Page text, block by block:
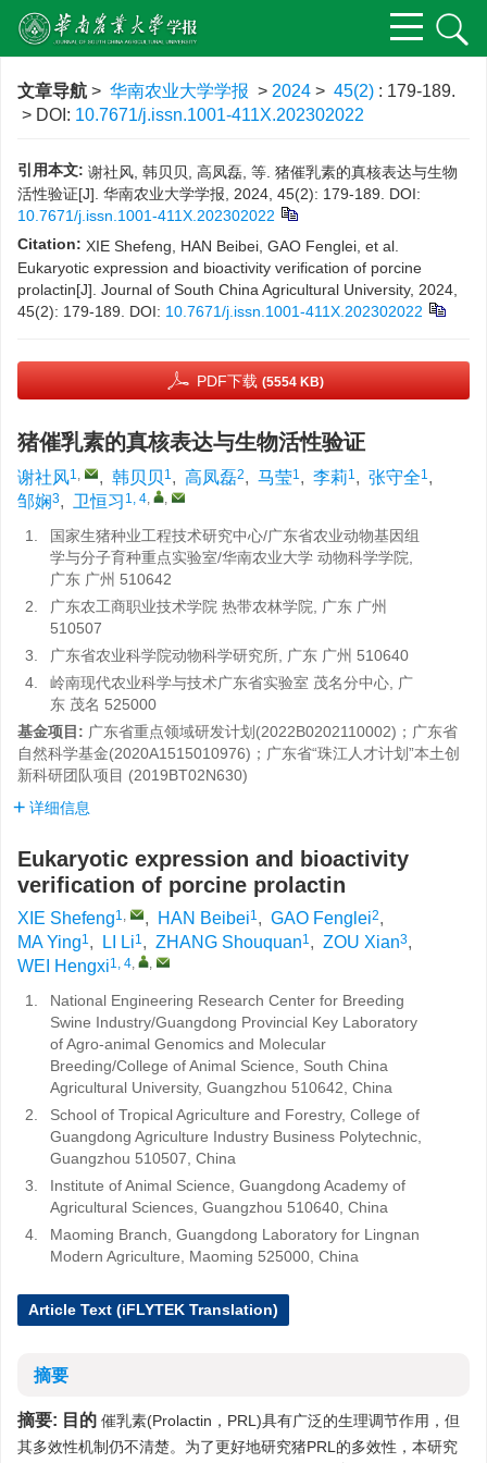
文章导航 > 华南农业大学学报 > 2024 > 45(2) : 179-189.
> DOI: 10.7671/j.issn.1001-411X.202302022
引用本文: 谢社风, 韩贝贝, 高凤磊, 等. 猪催乳素的真核表达与生物
活性验证[J]. 华南农业大学学报, 2024, 45(2): 179-189.
DOI:
10.7671/j.issn.1001-411X.202302022
Citation: XIE Shefeng, HAN Beibei, GAO Fenglei, et al.
Eukaryotic expression and bioactivity verification of porcine
prolactin[J]. Journal of South China Agricultural University, 2024,
45(2): 179-189.
DOI: 10.7671/j.issn.1001-411X.202302022
PDF下载 (5554 KB)
猪催乳素的真核表达与生物活性验证
谢社风1, , 韩贝贝 1, 高凤磊2, 马莹1, 李莉1, 张守全1,
邹娴3, 卫恒习 1, 4, ,
1.
国家生猪种业工程技术研究中心/广东省农业动物基因组
学与分子育种重点实验室/华南农业大学 动物科学学院,
广东 广州 510642
2.
广东农工商职业技术学院 热带农林学院, 广东 广州
510507
3.
广东省农业科学院动物科学研究所, 广东 广州 510640
4.
岭南现代农业科学与技术广东省实验室 茂名分中心, 广
东 茂名 525000
基金项目: 广东省重点领域研发计划(2022B0202110002)；广东省
自然科学基金(2020A1515010976)；广东省“珠江人才计划”本土创
新科研团队项目 (2019BT02N630)
详细信息
Eukaryotic expression and bioactivity
verification of porcine prolactin
XIE Shefeng1, , HAN Beibei1, GAO Fenglei2,
MA Ying1, LI Li1, ZHANG Shouquan1, ZOU Xian3,
WEI Hengxi1, 4, ,
1.
National Engineering Research Center for Breeding
Swine Industry/Guangdong Provincial Key Laboratory
of Agro-animal Genomics and Molecular
Breeding/College of Animal Science, South China
Agricultural University, Guangzhou 510642, China
2.
School of Tropical Agriculture and Forestry, College of
Guangdong Agriculture Industry Business Polytechnic,
Guangzhou 510507, China
3.
Institute of Animal Science, Guangdong Academy of
Agricultural Sciences, Guangzhou 510640, China
4.
Maoming Branch, Guangdong Laboratory for Lingnan
Modern Agriculture, Maoming 525000, China
Article Text (iFLYTEK Translation)
摘要
摘要: 目的 催乳素(Prolactin，PRL)具有广泛的生理调节作用，但
其多效性机制仍不清楚。为了更好地研究猪PRL的多效性，本研究